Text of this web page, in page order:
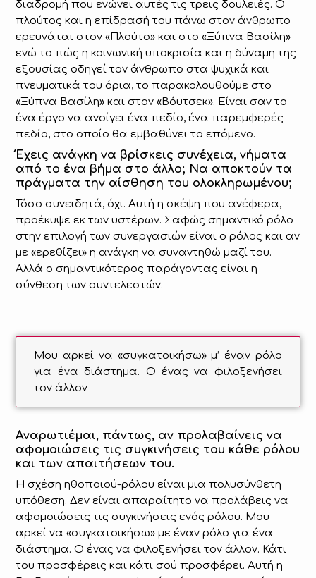
διαδρομή που ενώνει αυτές τις τρεις δουλειές. Ο
πλούτος και η επίδρασή του πάνω στον άνθρωπο
ερευνάται στον «Πλούτο» και στο «Ξύπνα Βασίλη»
ενώ το πώς η κοινωνική υποκρισία και η δύναμη της
εξουσίας οδηγεί τον άνθρωπο στα ψυχικά και
πνευματικά του όρια, το παρακολουθούμε στο
«Ξύπνα Βασίλη» και στον «Βόυτσεκ». Είναι σαν το
ένα έργο να ανοίγει ένα πεδίο, ένα παρεμφερές
πεδίο, στο οποίο θα εμβαθύνει το επόμενο.
Έχεις ανάγκη να βρίσκεις συνέχεια, νήματα
από το ένα βήμα στο άλλο; Να αποκτούν τα
πράγματα την αίσθηση του ολοκληρωμένου;
Τόσο συνειδητά, όχι. Αυτή η σκέψη που ανέφερα,
προέκυψε εκ των υστέρων. Σαφώς σημαντικό ρόλο
στην επιλογή των συνεργασιών είναι ο ρόλος και αν
με «ερεθίζει» η ανάγκη να συναντηθώ μαζί του.
Αλλά ο σημαντικότερος παράγοντας είναι η
σύνθεση των συντελεστών.
Μου αρκεί να «συγκατοικήσω» μ’ έναν ρόλο
για ένα διάστημα. Ο ένας να φιλοξενήσει
τον άλλον
Αναρωτιέμαι, πάντως, αν προλαβαίνεις να
αφομοιώσεις τις συγκινήσεις του κάθε ρόλου
και των απαιτήσεων του.
Η σχέση ηθοποιού-ρόλου είναι μια πολυσύνθετη
υπόθεση. Δεν είναι απαραίτητο να προλάβεις να
αφομοιώσεις τις συγκινήσεις ενός ρόλου. Μου
αρκεί να «συγκατοικήσω» με έναν ρόλο για ένα
διάστημα. Ο ένας να φιλοξενήσει τον άλλον. Κάτι
του προσφέρεις και κάτι σού προσφέρει. Αυτή η